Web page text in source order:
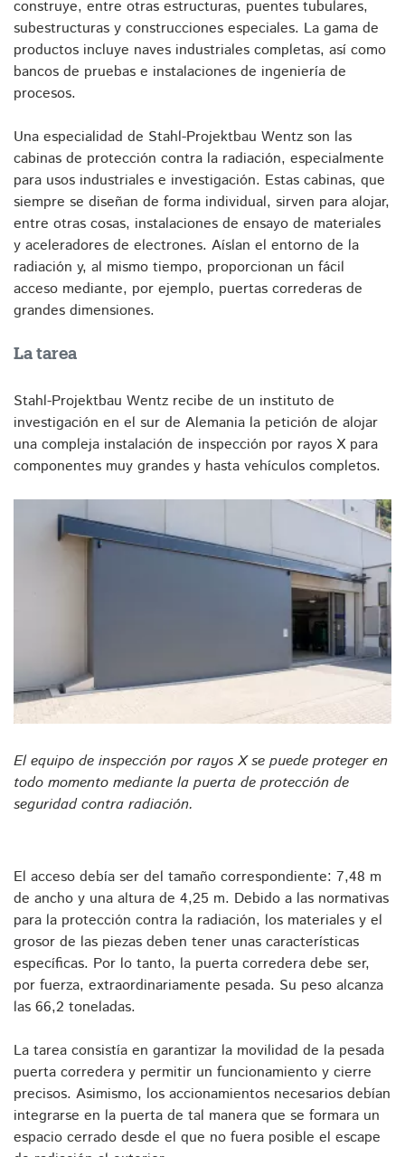
construye, entre otras estructuras, puentes tubulares,
subestructuras y construcciones especiales. La gama de
productos incluye naves industriales completas, así como
bancos de pruebas e instalaciones de ingeniería de
procesos.
Una especialidad de Stahl-Projektbau Wentz son las
cabinas de protección contra la radiación, especialmente
para usos industriales e investigación. Estas cabinas, que
siempre se diseñan de forma individual, sirven para alojar,
entre otras cosas, instalaciones de ensayo de materiales
y aceleradores de electrones. Aíslan el entorno de la
radiación y, al mismo tiempo, proporcionan un fácil
acceso mediante, por ejemplo, puertas correderas de
grandes dimensiones.
La tarea
Stahl-Projektbau Wentz recibe de un instituto de
investigación en el sur de Alemania la petición de alojar
una compleja instalación de inspección por rayos X para
componentes muy grandes y hasta vehículos completos.
El equipo de inspección por rayos X se puede proteger en
todo momento mediante la puerta de protección de
seguridad contra radiación.
El acceso debía ser del tamaño correspondiente: 7,48 m
de ancho y una altura de 4,25 m. Debido a las normativas
para la protección contra la radiación, los materiales y el
grosor de las piezas deben tener unas características
específicas. Por lo tanto, la puerta corredera debe ser,
por fuerza, extraordinariamente pesada. Su peso alcanza
las 66,2 toneladas.
La tarea consistía en garantizar la movilidad de la pesada
puerta corredera y permitir un funcionamiento y cierre
precisos. Asimismo, los accionamientos necesarios debían
integrarse en la puerta de tal manera que se formara un
espacio cerrado desde el que no fuera posible el escape